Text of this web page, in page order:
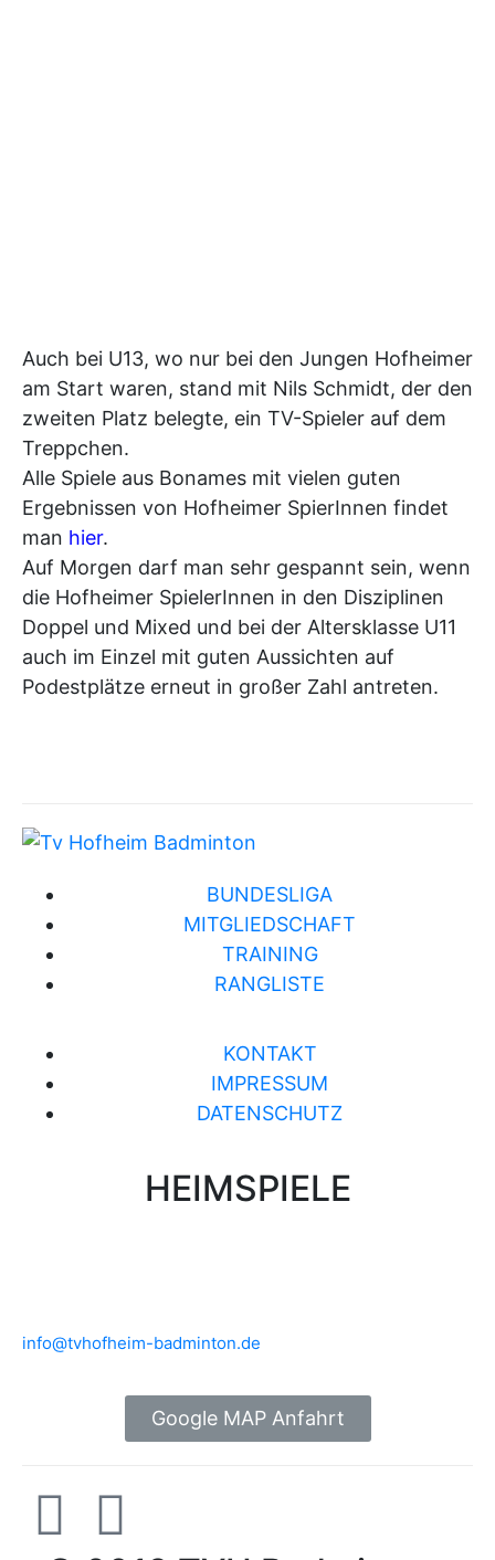
Auch bei U13, wo nur bei den Jungen Hofheimer
am Start waren, stand mit Nils Schmidt, der den
zweiten Platz belegte, ein TV-Spieler auf dem
Treppchen.
Alle Spiele aus Bonames mit vielen guten
Ergebnissen von Hofheimer SpierInnen findet
man hier.
Auf Morgen darf man sehr gespannt sein, wenn
die Hofheimer SpielerInnen in den Disziplinen
Doppel und Mixed und bei der Altersklasse U11
auch im Einzel mit guten Aussichten auf
Podestplätze erneut in großer Zahl antreten.
BUNDESLIGA
MITGLIEDSCHAFT
TRAINING
RANGLISTE
KONTAKT
IMPRESSUM
DATENSCHUTZ
HEIMSPIELE
info@tvhofheim-badminton.de
Google MAP Anfahrt